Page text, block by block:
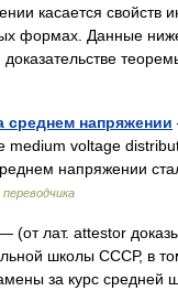
касается свойств
формах. Данные
среднем напряжении
voltage
напряжении
(от лат. attestor
школы СССР, в
за курс